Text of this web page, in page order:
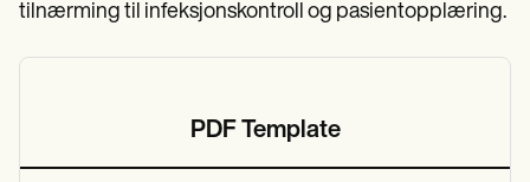
tilnærming til infeksjonskontroll og pasientopplæring.
PDF Template